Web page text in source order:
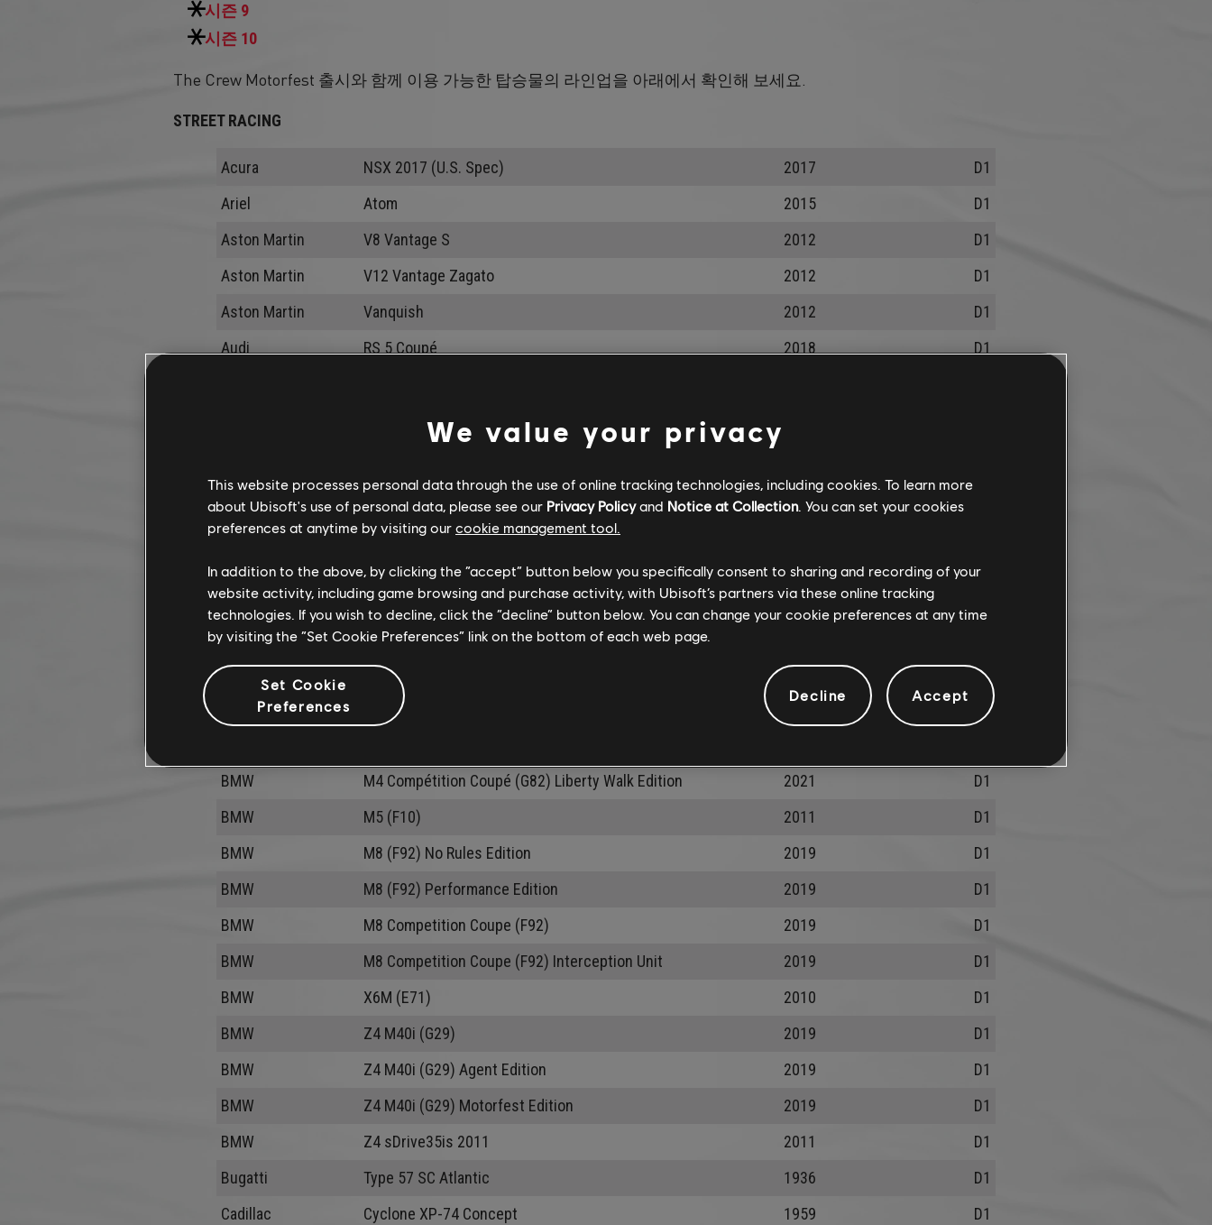
시즌 9
시즌 10
The Crew Motorfest 출시와 함께 이용 가능한 탑승물의 라인업을 아래에서 확인해 보세요.
STREET RACING
Acura NSX 2017 (U.S. Spec) 2017
D1
Ariel
Atom 2015
D1
Aston Martin
V8 Vantage S 2012
D1
Aston Martin
V12 Vantage Zagato 2012
D1
Aston Martin
Vanquish 2012
D1
Audi
RS 5 Coupé 2018
D1
R8 Spyder
Audi
TT RS Coupé 2017 2017
Bentley
Continental Supersports 2010
Bentley
Mulliner Bacalar 2020
BMW
i8 Roadster (I15) 2018
BMW
i8 Roadster (I15) Stellar Edition
BMW
M2 (F87) 2017
D1
M4 (F82)
D1
BMW
M4 Compétition Coupé (G82) Liberty Walk Edition 2021
D1
BMW
M5 (F10) 2011
D1
BMW
M8 (F92) No Rules Edition 2019
D1
BMW
M8 (F92) Performance Edition 2019
D1
BMW
M8 Competition Coupe (F92) 2019
D1
BMW
M8 Competition Coupe (F92) Interception Unit 2019
D1
BMW
X6M (E71) 2010
D1
BMW
Z4 M40i (G29) 2019
D1
BMW
Z4 M40i (G29) Agent Edition 2019
D1
BMW
Z4 M40i (G29) Motorfest Edition 2019
D1
BMW
Z4 sDrive35is 2011 2011
D1
Bugatti
Type 57 SC Atlantic 1936
D1
Cadillac
Cyclone XP-74 Concept 1959
D1
We value your privacy
This website processes personal data through the use of online tracking technologies, including cookies. To learn more
about Ubisoft's use of personal data, please see our Privacy Policyand Notice at Collection. You can set your cookies
preferences at anytime by visiting our cookie management tool.
In addition to the above, by clicking the “accept” button below you specifically consent to sharing and recording of your
website activity, including game browsing and purchase activity, with Ubisoft’s partners via these online tracking
technologies. If you wish to decline, click the “decline” button below. You can change your cookie preferences at any time
by visiting the “Set Cookie Preferences” link on the bottom of each web page.
Set Cookie
Preferences
Decline Accept